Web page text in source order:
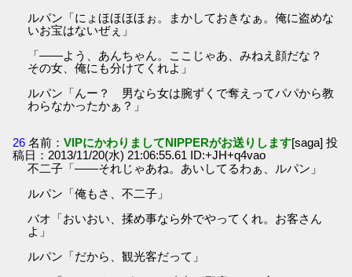
ルパン「にょほほほほぉ。まかしておきなぁ。俺に盗めな
いお宝はないぜぇ」
「――よう、あんちゃん。ここじゃあ、みねえ顔だな？
その女、俺にも分けてくれよ」
ルパン「んー？ 男なら女は腕ずくで奪えってパパから教
わらなかったかぁ？」
26 名前：VIPにかわりましてNIPPERがお送りします[saga] 投
稿日：2013/11/20(水) 21:06:55.61 ID:+JH+q4vao
不二子「――それじゃあね。あいしてるわぁ、ルパン」
ルパン「俺もさ、不二子」
バオ「おいおい、揉め事なら外でやってくれ。お客さん
よ」
ルパン「だから、観光客だって」